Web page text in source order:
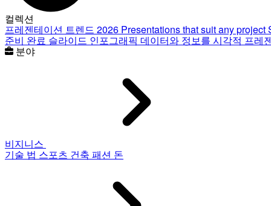
컬렉션
프레젠테이션 트렌드 2026 Presentations that suit any project
준비 완료 슬라이드 인포그래픽 데이터와 정보를 시각적 프레
분야
비지니스
기술 법 스포츠 건축 패션 돈